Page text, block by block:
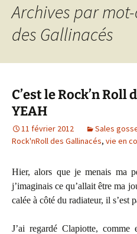
Archives par mot-
des Gallinacés
C’est le Rock’n Roll
YEAH
11 février 2012 Sales
Rock'nRoll des Gallinacés, vie en
Hier, alors que je menais ma
j’imaginais ce qu’allait être ma
calée à côté du radiateur, il s’est
J’ai regardé Clapiotte,